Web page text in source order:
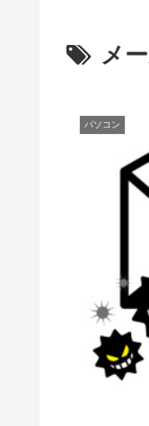
メ
パソコン